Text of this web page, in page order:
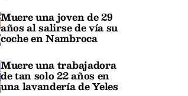
Muere una joven de 29
años al salirse de vía su
coche en Nambroca
Muere una trabajadora
de tan solo 22 años en
una lavandería de Yeles